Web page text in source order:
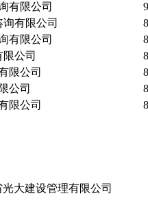
有限公司
有限公司
有限公司
公司
限公司
公司
限公司
大建设管理有限公司